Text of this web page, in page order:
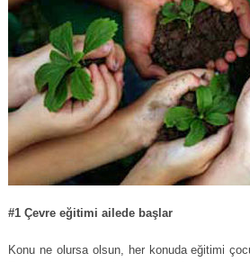
#1 Çevre eğitimi ailede başlar
Konu ne olursa olsun, her konuda eğitimi